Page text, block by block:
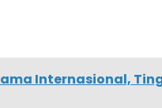
Internasional,